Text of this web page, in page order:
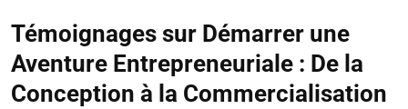
Témoignages sur Démarrer une
Aventure Entrepreneuriale : De la
Conception à la Commercialisation